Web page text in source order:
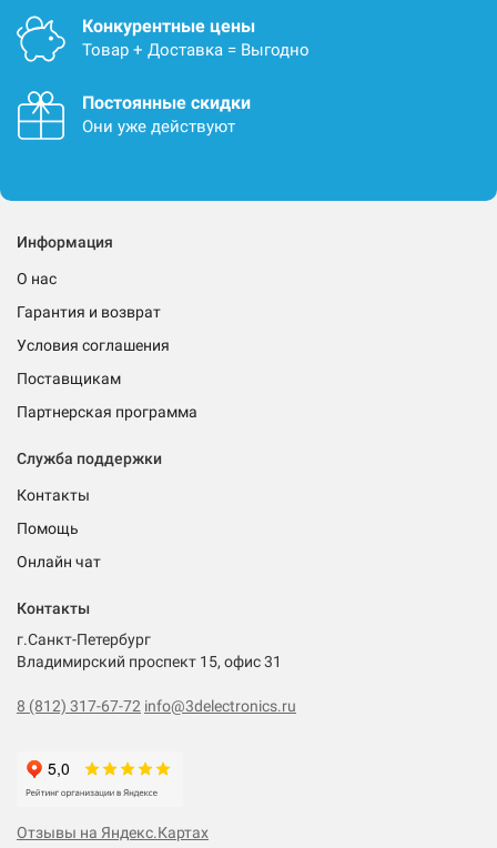
Конкурентные цены
Товар + Доставка = Выгодно
Постоянные скидки
Они уже действуют
Информация
О нас
Гарантия и возврат
Условия соглашения
Поставщикам
Партнерская программа
Служба поддержки
Контакты
Помощь
Онлайн чат
Контакты
г.Санкт-Петербург
Владимирский проспект 15, офис 31
8 (812) 317-67-72 info@3delectronics.ru
Отзывы на Яндекс.Картах